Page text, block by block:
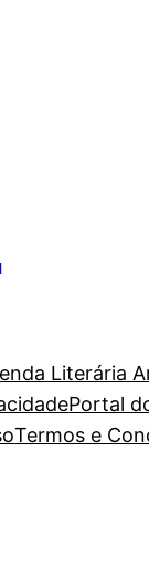
Literária
Portal
Termos e